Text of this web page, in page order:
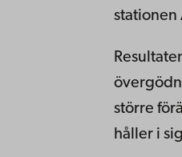
stationen
större
håller i